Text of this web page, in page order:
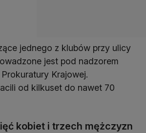
jednego z klubów przy ulicy
jest pod nadzorem
Krajowej.
od kilkuset do nawet 70
kobiet i trzech mężczyzn